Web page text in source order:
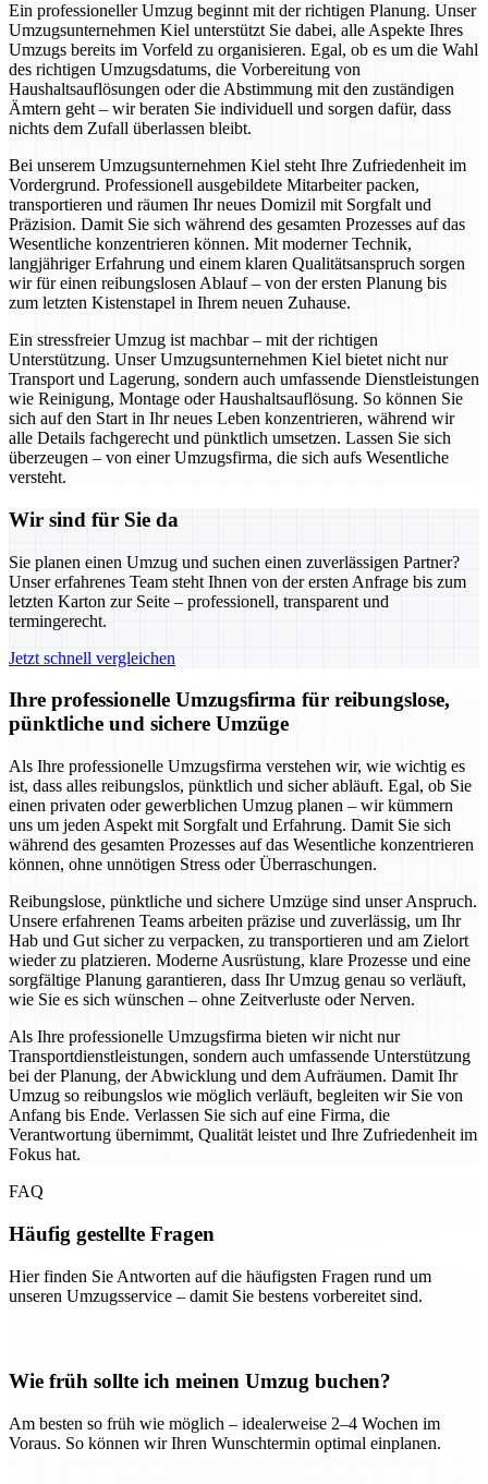
Ein professioneller Umzug beginnt mit der richtigen Planung. Unser
Umzugsunternehmen Kiel unterstützt Sie dabei, alle Aspekte Ihres
Umzugs bereits im Vorfeld zu organisieren. Egal, ob es um die Wahl
des richtigen Umzugsdatums, die Vorbereitung von
Haushaltsauflösungen oder die Abstimmung mit den zuständigen
Ämtern geht – wir beraten Sie individuell und sorgen dafür, dass
nichts dem Zufall überlassen bleibt.
Bei unserem Umzugsunternehmen Kiel steht Ihre Zufriedenheit im
Vordergrund. Professionell ausgebildete Mitarbeiter packen,
transportieren und räumen Ihr neues Domizil mit Sorgfalt und
Präzision. Damit Sie sich während des gesamten Prozesses auf das
Wesentliche konzentrieren können. Mit moderner Technik,
langjähriger Erfahrung und einem klaren Qualitätsanspruch sorgen
wir für einen reibungslosen Ablauf – von der ersten Planung bis
zum letzten Kistenstapel in Ihrem neuen Zuhause.
Ein stressfreier Umzug ist machbar – mit der richtigen
Unterstützung. Unser Umzugsunternehmen Kiel bietet nicht nur
Transport und Lagerung, sondern auch umfassende Dienstleistungen
wie Reinigung, Montage oder Haushaltsauflösung. So können Sie
sich auf den Start in Ihr neues Leben konzentrieren, während wir
alle Details fachgerecht und pünktlich umsetzen. Lassen Sie sich
überzeugen – von einer Umzugsfirma, die sich aufs Wesentliche
versteht.
Wir sind für Sie da
Sie planen einen Umzug und suchen einen zuverlässigen Partner?
Unser erfahrenes Team steht Ihnen von der ersten Anfrage bis zum
letzten Karton zur Seite – professionell, transparent und
termingerecht.
Jetzt schnell vergleichen
Ihre professionelle Umzugsfirma für reibungslose,
pünktliche und sichere Umzüge
Als Ihre professionelle Umzugsfirma verstehen wir, wie wichtig es
ist, dass alles reibungslos, pünktlich und sicher abläuft. Egal, ob Sie
einen privaten oder gewerblichen Umzug planen – wir kümmern
uns um jeden Aspekt mit Sorgfalt und Erfahrung. Damit Sie sich
während des gesamten Prozesses auf das Wesentliche konzentrieren
können, ohne unnötigen Stress oder Überraschungen.
Reibungslose, pünktliche und sichere Umzüge sind unser Anspruch.
Unsere erfahrenen Teams arbeiten präzise und zuverlässig, um Ihr
Hab und Gut sicher zu verpacken, zu transportieren und am Zielort
wieder zu platzieren. Moderne Ausrüstung, klare Prozesse und eine
sorgfältige Planung garantieren, dass Ihr Umzug genau so verläuft,
wie Sie es sich wünschen – ohne Zeitverluste oder Nerven.
Als Ihre professionelle Umzugsfirma bieten wir nicht nur
Transportdienstleistungen, sondern auch umfassende Unterstützung
bei der Planung, der Abwicklung und dem Aufräumen. Damit Ihr
Umzug so reibungslos wie möglich verläuft, begleiten wir Sie von
Anfang bis Ende. Verlassen Sie sich auf eine Firma, die
Verantwortung übernimmt, Qualität leistet und Ihre Zufriedenheit im
Fokus hat.
FAQ
Häufig gestellte Fragen
Hier finden Sie Antworten auf die häufigsten Fragen rund um
unseren Umzugsservice – damit Sie bestens vorbereitet sind.
Wie früh sollte ich meinen Umzug buchen?
Am besten so früh wie möglich – idealerweise 2–4 Wochen im
Voraus. So können wir Ihren Wunschtermin optimal einplanen.